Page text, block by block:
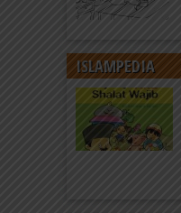
ISLAMPEDIA